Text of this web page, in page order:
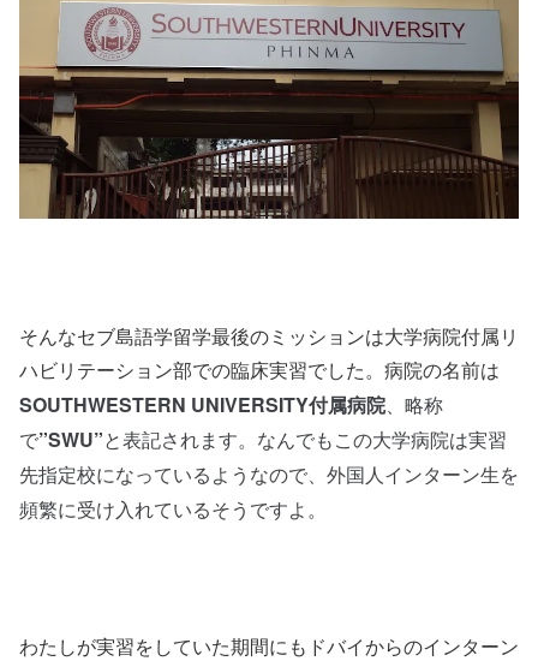
そんなセブ島語学留学最後のミッションは大学病院付属リ
ハビリテーション部での臨床実習でした。病院の名前は
SOUTHWESTERN UNIVERSITY付属病院、略称
で”SWU”と表記されます。なんでもこの大学病院は実習
先指定校になっているようなので、外国人インターン生を
頻繁に受け入れているそうですよ。
わたしが実習をしていた期間にもドバイからのインターン